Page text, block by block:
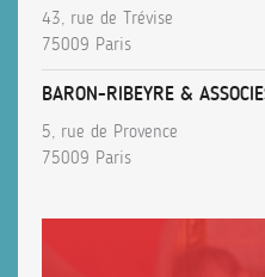
43, rue de Trévise
75009 Paris
BARON-RIBEYRE &
5, rue de Provence
75009 Paris